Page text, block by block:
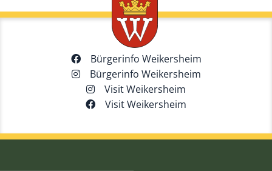
Bürgerinfo Weikersheim
Bürgerinfo Weikersheim
Visit Weikersheim
Visit Weikersheim